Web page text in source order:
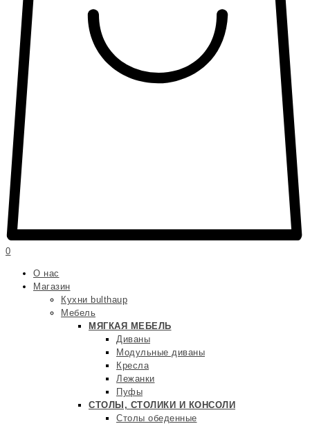
0
О нас
Магазин
Кухни bulthaup
Мебель
МЯГКАЯ МЕБЕЛЬ
Диваны
Модульные диваны
Кресла
Лежанки
Пуфы
СТОЛЫ, СТОЛИКИ И КОНСОЛИ
Столы обеденные